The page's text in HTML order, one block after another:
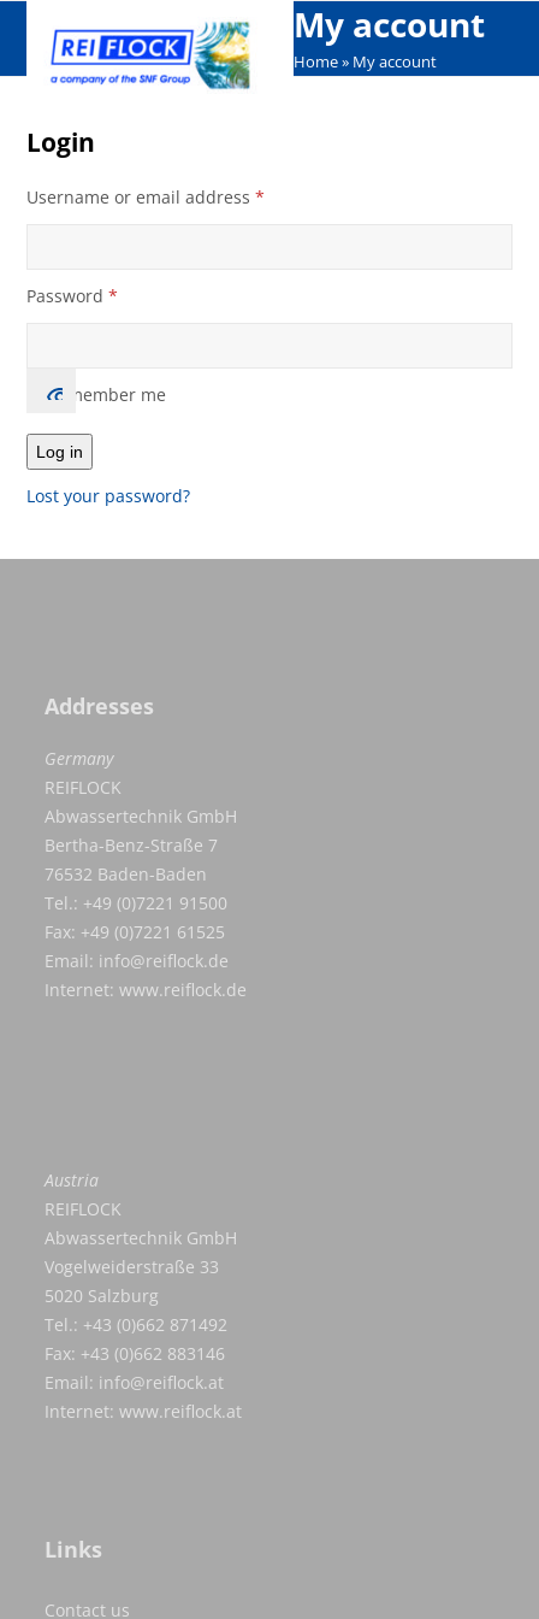
content
Open
mobile
menu
Close
mobile
menu
My account
Home» My account
Login
Username or email address*
Password*
Remember me
Log in
Lost your password?
Addresses
Germany
REIFLOCK
Abwassertechnik GmbH
Bertha-Benz-Straße 7
76532 Baden-Baden
Tel.: +49 (0)7221 91500
Fax: +49 (0)7221 61525
Email: info@reiflock.de
Internet:www.reiflock.de
Austria
REIFLOCK
Abwassertechnik GmbH
Vogelweiderstraße 33
5020 Salzburg
Tel.: +43 (0)662 871492
Fax: +43 (0)662 883146
Email: info@reiflock.at
Internet:www.reiflock.at
Links
Contact us